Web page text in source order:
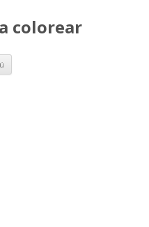
colorear
Saltar
contenido